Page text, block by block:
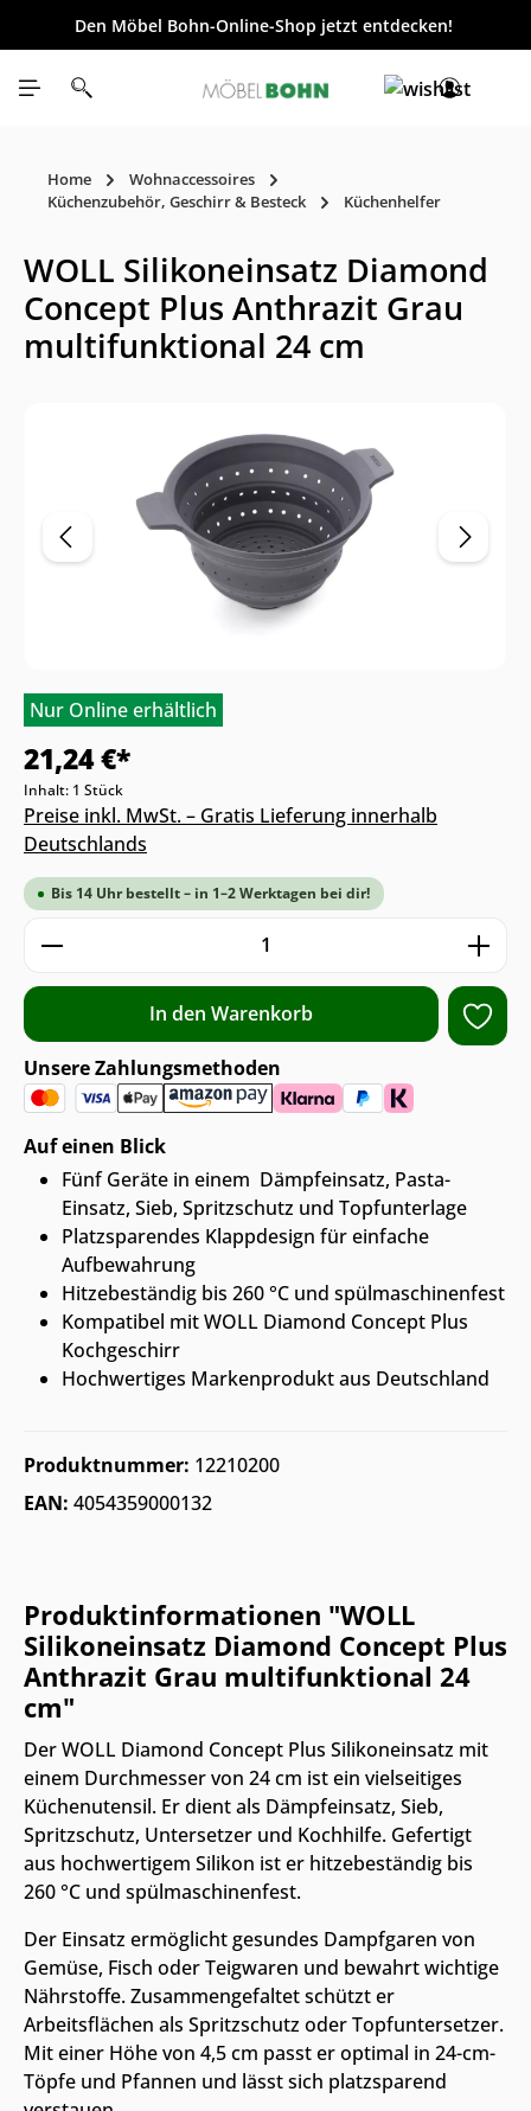
springen
Den Möbel Bohn-Online-Shop jetzt entdecken!
Home
Wohnaccessoires
Küchenzubehör, Geschirr & Besteck
Küchenhelfer
WOLL Silikoneinsatz Diamond
Concept Plus Anthrazit Grau
multifunktional 24 cm
Nur Online erhältlich
21,24 €*
Inhalt: 1 Stück
Preise inkl. MwSt. – Gratis Lieferung innerhalb
Deutschlands
Bis 14 Uhr bestellt – in 1–2 Werktagen bei dir!
Produkt Anzahl: Gib den
In den Warenkorb
Unsere Zahlungsmethoden
Auf einen Blick
Fünf Geräte in einem  Dämpfeinsatz, Pasta-
Einsatz, Sieb, Spritzschutz und Topfunterlage
Platzsparendes Klappdesign für einfache
Aufbewahrung
Hitzebeständig bis 260 °C und spülmaschinenfest
Kompatibel mit WOLL Diamond Concept Plus
Kochgeschirr
Hochwertiges Markenprodukt aus Deutschland
Produktnummer: 12210200
EAN: 4054359000132
Produktinformationen "WOLL
Silikoneinsatz Diamond Concept Plus
Anthrazit Grau multifunktional 24
cm"
Der WOLL Diamond Concept Plus Silikoneinsatz mit
einem Durchmesser von 24 cm ist ein vielseitiges
Küchenutensil. Er dient als Dämpfeinsatz, Sieb,
Spritzschutz, Untersetzer und Kochhilfe. Gefertigt
aus hochwertigem Silikon ist er hitzebeständig bis
260 °C und spülmaschinenfest.
Der Einsatz ermöglicht gesundes Dampfgaren von
Gemüse, Fisch oder Teigwaren und bewahrt wichtige
Nährstoffe. Zusammengefaltet schützt er
Arbeitsflächen als Spritzschutz oder Topfuntersetzer.
Mit einer Höhe von 4,5 cm passt er optimal in 24-cm-
Töpfe und Pfannen und lässt sich platzsparend